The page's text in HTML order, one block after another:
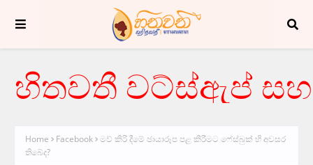
හිතවතී වට්ස්ඇප් සහ
Home Facebook මව් කිරි දීමේ ඡායාරූප පළ කිරීමට ෆේස්බුක් හි අවසර
තිබේද?